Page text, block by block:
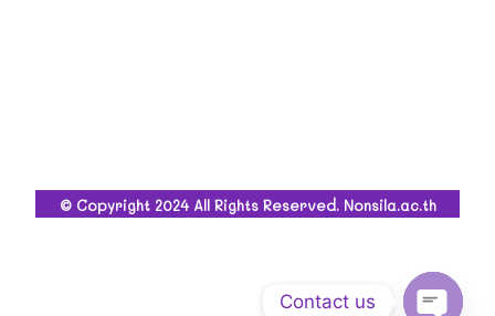
© Copyright 2024 All Rights Reserved. Nonsila.ac.th
Contact us